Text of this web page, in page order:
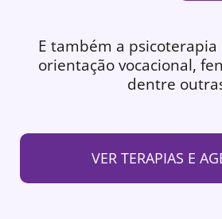
E também a psicoterapia
orientação vocacional,
dentre
VER TERAPIAS E